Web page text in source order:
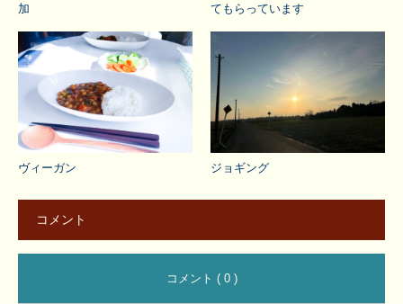
加
てもらっています
ヴィーガン ジョギング
コメント
コメント ( 0 )